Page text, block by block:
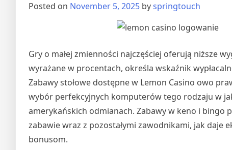
Posted on November 5, 2025 byspringtouch
Gry o małej zmienności najczęściej oferują niższe
wyrażane w procentach, określa wskaźnik
Zabawy stołowe dostępne w Lemon Casino owo
wybór perfekcyjnych komputerów tego rodzaju w
amerykańskich odmianach. Zabawy w keno i
zabawie wraz z pozostałymi zawodnikami, jak daje
bonusom.